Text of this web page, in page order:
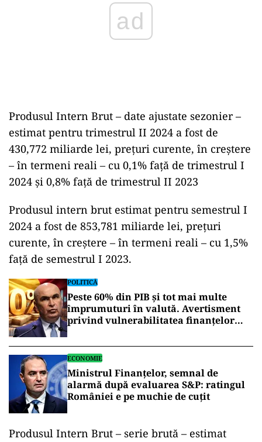
Produsul Intern Brut – date ajustate sezonier –
estimat pentru trimestrul II 2024 a fost de
430,772 miliarde lei, preţuri curente, în creştere
– în termeni reali – cu 0,1% faţă de trimestrul I
2024 şi 0,8% faţă de trimestrul II 2023
Produsul intern brut estimat pentru semestrul I
2024 a fost de 853,781 miliarde lei, preţuri
curente, în creştere – în termeni reali – cu 1,5%
faţă de semestrul I 2023.
POLITICĂ
Peste 60% din PIB și tot mai multe
împrumuturi în valută. Avertisment
privind vulnerabilitatea finanțelor
ECONOMIE
Ministrul Finanțelor, semnal de
alarmă după evaluarea S&P: ratingul
României e pe muchie de cuțit
Produsul Intern Brut – serie brută – estimat